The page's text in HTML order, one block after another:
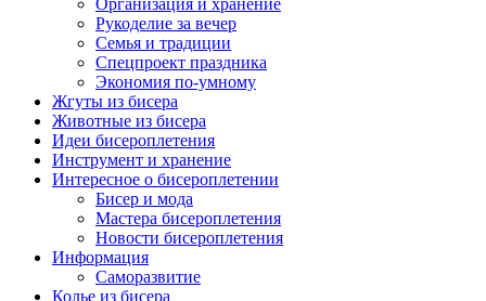
Организация и хранение
Рукоделие за вечер
Семья и традиции
Спецпроект праздника
Экономия по-умному
Жгуты из бисера
Животные из бисера
Идеи бисероплетения
Инструмент и хранение
Интересное о бисероплетении
Бисер и мода
Мастера бисероплетения
Новости бисероплетения
Информация
Саморазвитие
Колье из бисера